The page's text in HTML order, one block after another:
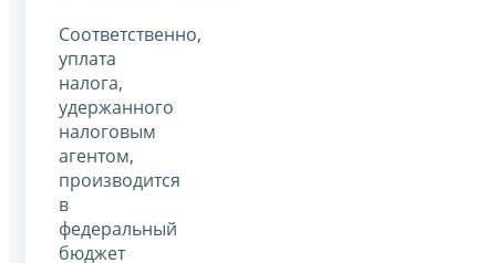
Соответственно,
уплата
налога,
удержанного
налоговым
агентом,
производится
в
федеральный
бюджет